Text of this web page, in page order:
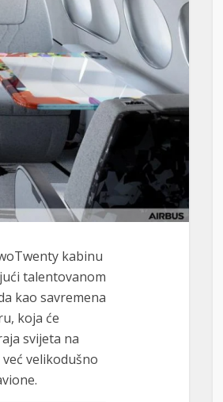
kabinu
talentovanom
kao savremena
koja će
svijeta na
velikodušno